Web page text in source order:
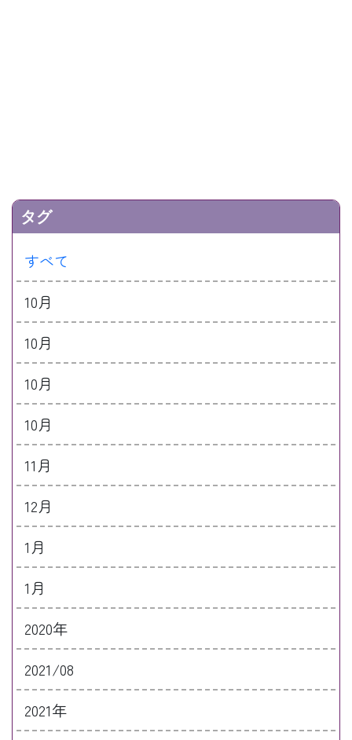
タグ
すべて
10月
10月
10月
10月
11月
12月
1月
1月
2020年
2021/08
2021年